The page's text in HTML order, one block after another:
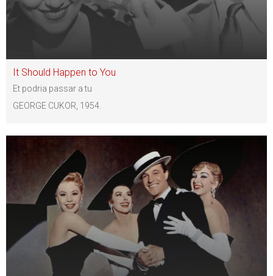
It Should Happen to You
Et podria passar a tu
GEORGE CUKOR, 1954.